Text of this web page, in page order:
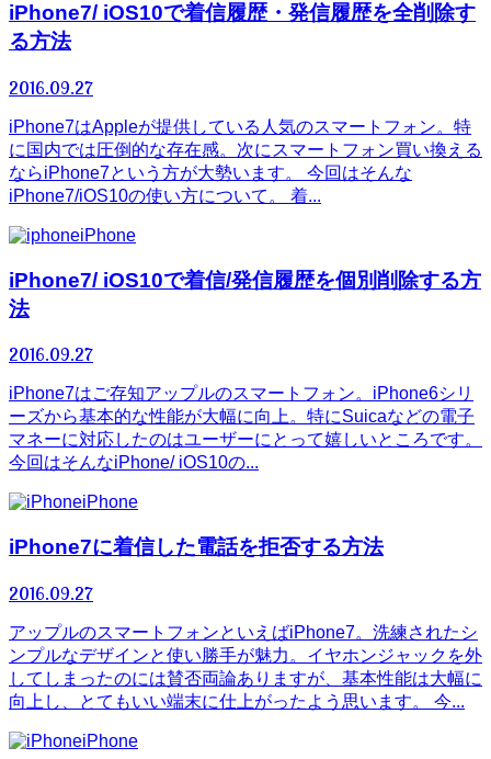
iPhone7/ iOS10で着信履歴・発信履歴を全削除す
る方法
2016.09.27
iPhone7はAppleが提供している人気のスマートフォン。特
に国内では圧倒的な存在感。次にスマートフォン買い換える
ならiPhone7という方が大勢います。 今回はそんな
iPhone7/iOS10の使い方について。 着...
iPhone
iPhone7/ iOS10で着信/発信履歴を個別削除する方
法
2016.09.27
iPhone7はご存知アップルのスマートフォン。iPhone6シリ
ーズから基本的な性能が大幅に向上。特にSuicaなどの電子
マネーに対応したのはユーザーにとって嬉しいところです。
今回はそんなiPhone/ iOS10の...
iPhone
iPhone7に着信した電話を拒否する方法
2016.09.27
アップルのスマートフォンといえばiPhone7。洗練されたシ
ンプルなデザインと使い勝手が魅力。イヤホンジャックを外
してしまったのには賛否両論ありますが、基本性能は大幅に
向上し、とてもいい端末に仕上がったよう思います。 今...
iPhone